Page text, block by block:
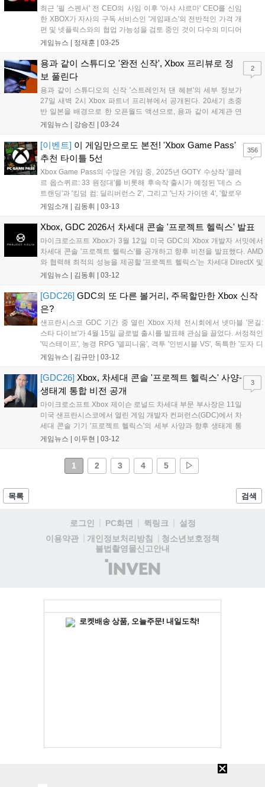
최근 '필 스펜서' 전 CEO의 사임 이후 '아샤 샤르마' CEO를 신임
한 XBOX가 자사의 구독 서비스인 '게임패스'의 전반적인 가격 개
편 및 넷플릭스와의 협업 가능성을 검토 중인 것이 다수의 미디어
를 통해 보도되었다. 이번 소식의 주요 골자는 XBOX의 요금제 개
샤 샤르마 CEO는 보다...
게임뉴스 | 정재훈 03-25
용과 같이 스튜디오 '완전 신작', Xbox 프리뷰로 정
보 풀린다
용과 같이 스튜디오의 신작 '스트레인저 댄 헤븐'의 세부 정보가
27일 새벽 2시 Xbox 파트너 프리뷰에서 공개된다. 20세기 초중
반 일본을 배경으로 한 오픈월드 액션으로, 용과 같이 세계관 연
계 여부와 함께 스튜디오의 새로운 시도가 될지 주목된다....
게임뉴스 | 강승진 03-24
2
[이벤트] 이 게임만으로도 본전! 'Xbox Game Pass'
추천 타이틀 5선
Xbox Game Pass의 수많은 게임 중, 2025년 GOTY 수상작 '클레
르 옵스퀴르: 33 원정대'를 비롯해 후속작 출시가 예정된 '데스 스
트랜딩'과 '킹덤 컴: 딜리버런스 2', 그리고 '닌자 가이덴 4', '할로우
나이트: 실크송' 등 지금 바로 즐겨야 할 5개 게임을 소개한다....
게임소개 | 김동휘 03-13
356
Xbox, GDC 2026서 차세대 콘솔 '프로젝트 헬릭스' 발표
마이크로소프트 Xbox가 3월 12일 미국 GDC의 Xbox 개발자 서밋에서
차세대 콘솔 '프로젝트 헬릭스'를 공개하고 향후 비전을 발표했다. AMD
와 협력해 최적의 성능을 제공할 '프로젝트 헬릭스'는 차세대 DirectX 및
FSR 기술 기반으로 AI를 통합하며, 2027년부터 개발자에게 하드웨어
차 배포되어 게임 환경 전환이 원활해지며, Xbox Play Anywhere 카탈로
그는 1,500개 이상 게임으로 확대됐다. 올해 창립 25주년을 맞아 '헤일
로', '기어스 오브 워' 등 주요 프랜차이즈 귀환과 다양한 신작 라인업이
예고됐고, 과거 게임을 즐길 새로운 방법도 연말 공개될 예정이다....
게임뉴스 | 김동휘 03-12
[GDC26] GDC의 또 다른 볼거리, 주목할만한 Xbox 신작
은?
샌프란시스코 GDC 기간 중 열린 Xbox 자체 전시회에서 넷마블 '몬길:
스타 다이브'가 4월 15일 글로벌 출시를 발표해 관심을 끌었다. 서정적인
'믹스테이프', 농경 RPG '델피니움', 격투 '인빈시블 VS', 독특한 '도자 디
바스', 5D '스크린바운드' 등 다채로운 신작들이 함께 공개되었다....
게임뉴스 | 김규만 03-12
[GDC26] Xbox, 차세대 콘솔 '프로젝트 헬릭스' 사양-
생태계 통합 비전 공개
마이크로소프트 Xbox 제이슨 로널드 차세대 부문 부사장은 11일
미국 샌프란시스코에서 열린 게임 개발자 컨퍼런스(GDC)에서 차
세대 콘솔 기기 '프로젝트 헬릭스'의 세부 사양과 향후 생태계 통
합 비전을 발표했다. 올해 25주년을 맞이하는 Xbox는 단순한 하
로 묶는 거대한 플랫폼 전략을 제...
게임뉴스 | 이두현 03-12
3
1 2 3 4 5 ▷
목록 검색
로그인 PC화면 퀵링크
설정
이용약관
개인정보처리방침
청소년보호정책
불법촬영물신고안내
(주)
인